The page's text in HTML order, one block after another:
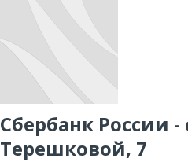
Сбербанк России
Терешковой, 7